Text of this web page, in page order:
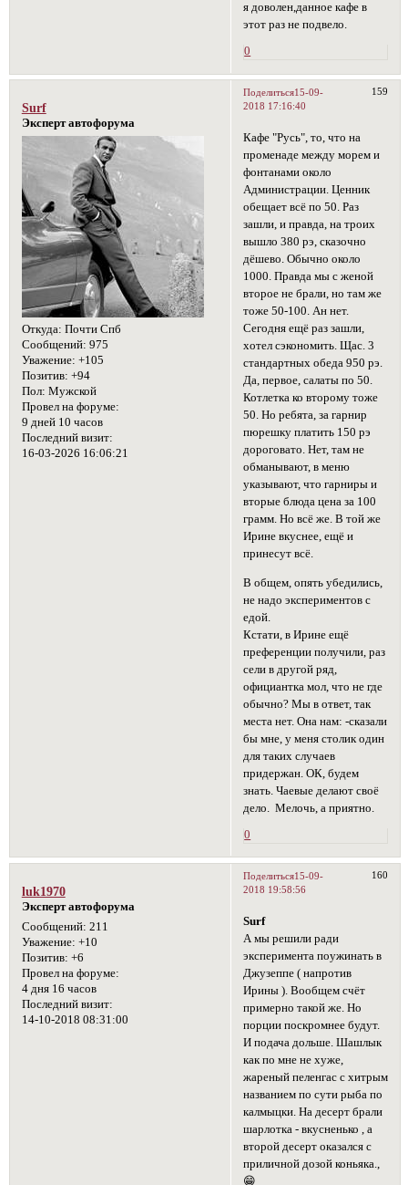
я доволен,данное кафе в
этот раз не подвело.
0
Поделиться 159
15-09-
2018 17:16:40
Surf
Эксперт автофорума
Откуда: Почти Спб
Сообщений: 975
Уважение: +105
Позитив: +94
Пол: Мужской
Провел на форуме:
9 дней 10 часов
Последний визит:
16-03-2026 16:06:21
Кафе "Русь", то, что на
променаде между морем и
фонтанами около
Администрации. Ценник
обещает всё по 50. Раз
зашли, и правда, на троих
вышло 380 рэ, сказочно
дёшево. Обычно около
1000. Правда мы с женой
второе не брали, но там же
тоже 50-100. Ан нет.
Сегодня ещё раз зашли,
хотел сэкономить. Щас. 3
стандартных обеда 950 рэ.
Да, первое, салаты по 50.
Котлетка ко второму тоже
50. Но ребята, за гарнир
пюрешку платить 150 рэ
дороговато. Нет, там не
обманывают, в меню
указывают, что гарниры и
вторые блюда цена за 100
грамм. Но всё же. В той же
Ирине вкуснее, ещё и
принесут всё.
В общем, опять убедились,
не надо экспериментов с
едой.
Кстати, в Ирине ещё
преференции получили, раз
сели в другой ряд,
официантка мол, что не где
обычно? Мы в ответ, так
места нет. Она нам: -сказали
бы мне, у меня столик один
для таких случаев
придержан. ОК, будем
знать. Чаевые делают своё
дело. Мелочь, а приятно.
0
Поделиться 160
15-09-
2018 19:58:56
luk1970
Эксперт автофорума
Сообщений: 211
Уважение: +10
Позитив: +6
Провел на форуме:
4 дня 16 часов
Последний визит:
14-10-2018 08:31:00
Surf
А мы решили ради
эксперимента поужинать в
Джузеппе ( напротив
Ирины ). Вообщем счёт
примерно такой же. Но
порции поскромнее будут.
И подача дольше. Шашлык
как по мне не хуже,
жареный пеленгас с хитрым
названием по сути рыба по
калмыцки. На десерт брали
шарлотка - вкусненько , а
второй десерт оказался с
приличной дозой коньяка.,
😁